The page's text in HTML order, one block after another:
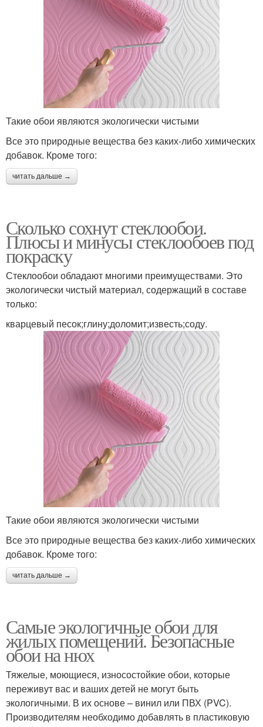
Такие обои являются экологически чистыми
Все это природные вещества без каких-либо химических
добавок. Кроме того:
читать дальше →
Сколько сохнут стеклообои.
Плюсы и минусы стеклообоев под
покраску
Стеклообои обладают многими преимуществами. Это
экологически чистый материал, содержащий в составе
только:
кварцевый песок;глину;доломит;известь;соду.
Такие обои являются экологически чистыми
Все это природные вещества без каких-либо химических
добавок. Кроме того:
читать дальше →
Самые экологичные обои для
жилых помещений. Безопасные
обои на нюх
Тяжелые, моющиеся, износостойкие обои, которые
переживут вас и ваших детей не могут быть
экологичными. В их основе – винил или ПВХ (PVC).
Производителям необходимо добавлять в пластиковую